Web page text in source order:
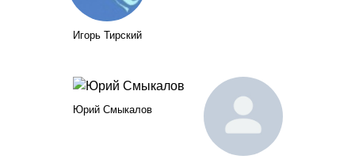
Игорь Тирский
Юрий Смыкалов